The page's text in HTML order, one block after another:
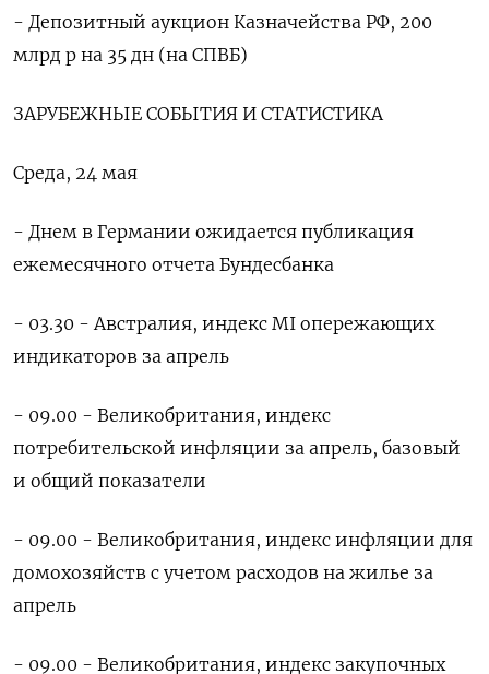
- Депозитный аукцион Казначейства РФ, 200
млрд р на 35 дн (на СПВБ)
ЗАРУБЕЖНЫЕ СОБЫТИЯ И СТАТИСТИКА
Среда, 24 мая
- Днем в Германии ожидается публикация
ежемесячного отчета Бундесбанка
- 03.30 - Австралия, индекс MI опережающих
индикаторов за апрель
- 09.00 - Великобритания, индекс
потребительской инфляции за апрель, базовый
и общий показатели
- 09.00 - Великобритания, индекс инфляции для
домохозяйств с учетом расходов на жилье за
апрель
- 09.00 - Великобритания, индекс закупочных